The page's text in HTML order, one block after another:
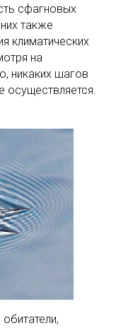
сфагновых
также
климатических
на
никаких шагов
осуществляется.